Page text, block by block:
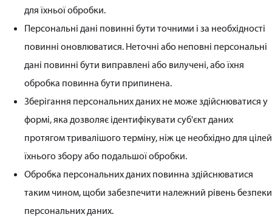
для їхньої обробки.
Персональні дані повинні бути точними і за необхідності
повинні оновлюватися. Неточні або неповні персональні
дані повинні бути виправлені або вилучені, або їхня
обробка повинна бути припинена.
Зберігання персональних даних не може здійснюватися у
формі, яка дозволяє ідентифікувати суб'єкт даних
протягом тривалішого терміну, ніж це необхідно для цілей
їхнього збору або подальшої обробки.
Обробка персональних даних повинна здійснюватися
таким чином, щоби забезпечити належний рівень безпеки
персональних даних.